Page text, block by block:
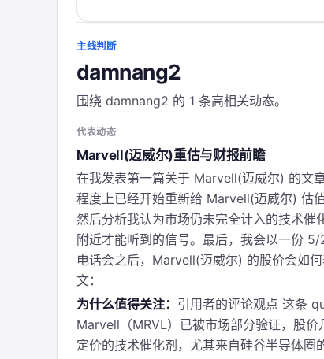
主线判断
damnang2
围绕 damnang2 的 1 条高相关动态。
代表动态
Marvell(迈威尔)重估与财报前瞻
在我发表第一篇关于 Marvell(迈威尔) 的文
程度上已经开始重新给 Marvell(迈威尔) 估
然后分析我认为市场仍未完全计入的技术
附近才能听到的信号。最后，我会以一份
电话会之后，Marvell(迈威尔) 的股价会如
文：
为什么值得关注： 引用者的评论观点 这条
Marvell（MRVL）已被市场部分验证，股价
定价的技术催化剂，尤其来自硅谷半导体